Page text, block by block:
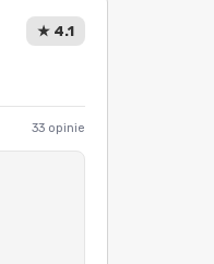
★ 4.1
33 opinie